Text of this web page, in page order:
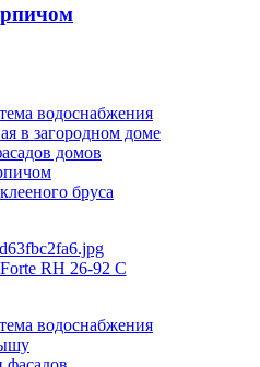
водоснабжения
в загородном доме
домов
бруса
RH 26-92 С
водоснабжения